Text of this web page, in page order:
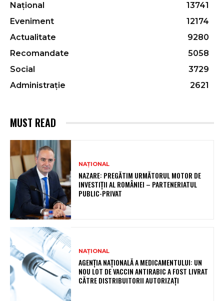
Național
13741
Eveniment
12174
Actualitate
9280
Recomandate
5058
Social
3729
Administrație
2621
MUST READ
NAȚIONAL
NAZARE: PREGĂTIM URMĂTORUL MOTOR DE
INVESTIȚII AL ROMÂNIEI – PARTENERIATUL
PUBLIC-PRIVAT
NAȚIONAL
AGENȚIA NAȚIONALĂ A MEDICAMENTULUI: UN
NOU LOT DE VACCIN ANTIRABIC A FOST LIVRAT
CĂTRE DISTRIBUITORII AUTORIZAȚI